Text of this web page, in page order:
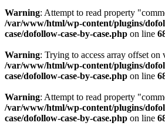
Warning: Attempt to read property
/var/www/html/wp-content/plugins/
case/dofollow-case-by-case.php on line
Warning: Trying to access array offset
/var/www/html/wp-content/plugins/
case/dofollow-case-by-case.php on line
Warning: Attempt to read property
/var/www/html/wp-content/plugins/
case/dofollow-case-by-case.php on line